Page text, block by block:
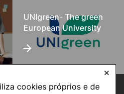
cookies próprios e de
✕
UNIgreen- The green
European University